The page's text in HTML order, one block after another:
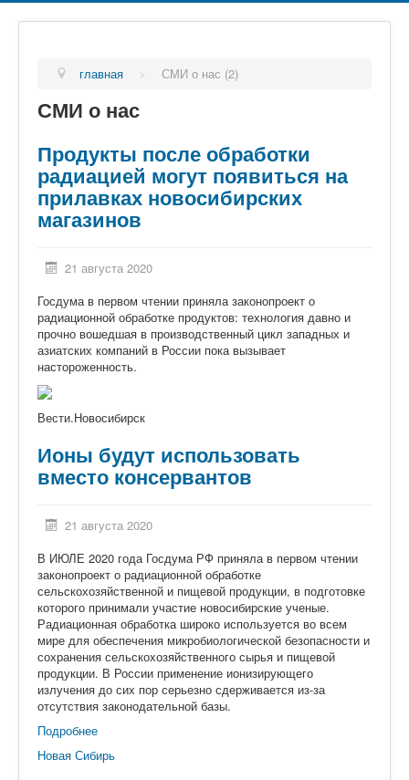
главная > СМИ о нас (2)
СМИ о нас
Продукты после обработки
радиацией могут появиться на
прилавках новосибирских
магазинов
21 августа 2020
Госдума в первом чтении приняла законопроект о
радиационной обработке продуктов: технология давно и
прочно вошедшая в производственный цикл западных и
азиатских компаний в России пока вызывает
настороженность.
Вести.Новосибирск
Ионы будут использовать
вместо консервантов
21 августа 2020
В ИЮЛЕ 2020 года Госдума РФ приняла в первом чтении
законопроект о радиационной обработке
сельскохозяйственной и пищевой продукции, в подготовке
которого принимали участие новосибирские ученые.
Радиационная обработка широко используется во всем
мире для обеспечения микробиологической безопасности и
сохранения сельскохозяйственного сырья и пищевой
продукции. В России применение ионизирующего
излучения до сих пор серьезно сдерживается из-за
отсутствия законодательной базы.
Подробнее
Новая Сибирь